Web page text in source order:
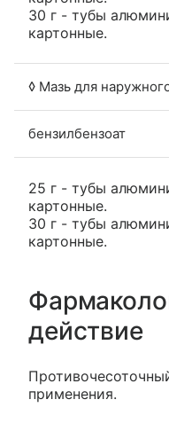
30 г - тубы
картонные.
◊ Мазь для
бензилбензоат
25 г - тубы
картонные.
30 г - тубы
картонные.
действие
применения.